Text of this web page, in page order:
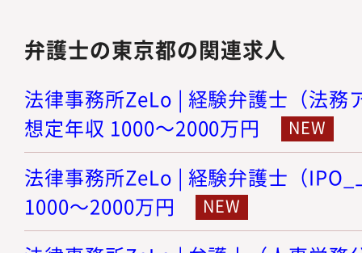
弁護士の東京都の関連求人
法律事務所ZeLo | 経験弁護士（法務
想定年収 1000～2000万円
法律事務所ZeLo | 経験弁護士（
1000～2000万円